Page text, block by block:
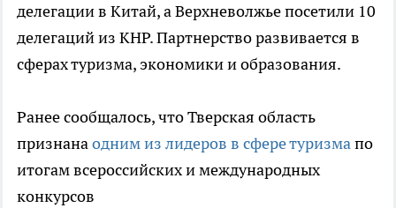
делегации в Китай, а Верхневолжье посетили 10
делегаций из КНР. Партнерство развивается в
сферах туризма, экономики и образования.
Ранее сообщалось, что Тверская область
признанаодним из лидеров в сфере туризмапо
итогам всероссийских и международных
конкурсов